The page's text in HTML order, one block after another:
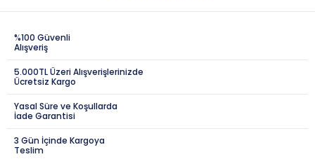
%100 Güvenli
Alışveriş
5.000TL Üzeri Alışverişlerinizde
Ücretsiz Kargo
Yasal Süre ve Koşullarda
İade Garantisi
3 Gün İçinde Kargoya
Teslim